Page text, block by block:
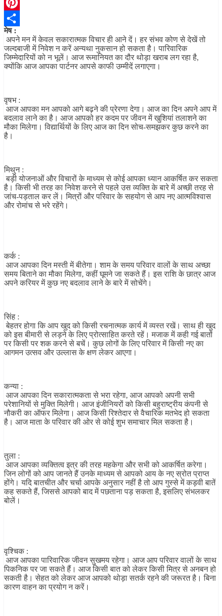
Telegram
Pinterest
Share
मेष :
अपने मन में केवल सकारात्मक विचार ही आने दें। हर संभव कोण से देखें तो
जल्दबाजी में निवेश न करें अन्यथा नुकसान हो सकता है। पारिवारिक
जिम्मेदारियों को न भूलें। आज रूमानियत का दौर थोड़ा खराब लग रहा है,
क्योंकि आज आपका पार्टनर आपसे काफी उम्मीदें लगाएगा।
वृषभ :
आज आपका मन आपको आगे बढ़ने की प्रेरणा देगा। आज का दिन अपने आप में
बदलाव लाने का है। आज आपको हर कदम पर जीवन में खुशियां तलाशने का
मौका मिलेगा। विद्यार्थियों के लिए आज का दिन सोच-समझकर कुछ करने का
है।
मिथुन :
बड़ी योजनाओं और विचारों के माध्यम से कोई आपका ध्यान आकर्षित कर सकता
है। किसी भी तरह का निवेश करने से पहले उस व्यक्ति के बारे में अच्छी तरह से
जांच-पड़ताल कर लें। मित्रों और परिवार के सहयोग से आप नए आत्मविश्वास
और रोमांच से भरे रहेंगे।
कर्क :
आज आपका दिन मस्ती में बीतेगा। शाम के समय परिवार वालों के साथ अच्छा
समय बिताने का मौका मिलेगा, कहीं घूमने जा सकते हैं। इस राशि के छात्र आज
अपने करियर में कुछ नए बदलाव लाने के बारे में सोचेंगे।
सिंह :
बेहतर होगा कि आप खुद को किसी रचनात्मक कार्य में व्यस्त रखें। साथ ही खुद
को इस बीमारी से लड़ने के लिए प्रोत्साहित करते रहें। मजाक में कही गई बातों
पर किसी पर शक करने से बचें। कुछ लोगों के लिए परिवार में किसी नए का
आगमन उत्सव और उल्लास के क्षण लेकर आएगा।
कन्या :
आज आपका दिन सकारात्मकता से भरा रहेगा, आज आपको अपनी सभी
परेशानियों से मुक्ति मिलेगी। आज इंजीनियरों को किसी बहुराष्ट्रीय कंपनी से
नौकरी का ऑफर मिलेगा। आज किसी रिश्तेदार से वैचारिक मतभेद हो सकता
है। आज माता के परिवार की ओर से कोई शुभ समाचार मिल सकता है।
तुला :
आज आपका व्यक्तित्व इत्र की तरह महकेगा और सभी को आकर्षित करेगा।
जिन लोगों को आप जानते हैं उनके माध्यम से आपको आय के नए स्रोत प्राप्त
होंगे। यदि बातचीत और चर्चा आपके अनुसार नहीं है तो आप गुस्से में कड़वी बातें
कह सकते हैं, जिससे आपको बाद में पछताना पड़ सकता है, इसलिए संभलकर
बोलें।
वृश्चिक :
आज आपका पारिवारिक जीवन सुखमय रहेगा। आज आप परिवार वालों के साथ
पिकनिक पर जा सकते हैं। आज किसी बात को लेकर किसी मित्र से अनबन हो
सकती है। सेहत को लेकर आज आपको थोड़ा सतर्क रहने की जरूरत है। बिना
कारण वाहन का प्रयोग न करें।